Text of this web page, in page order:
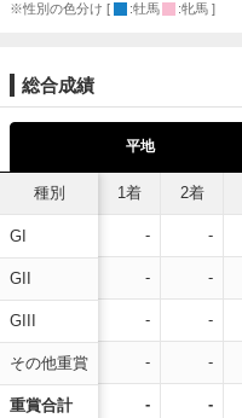
※性別の色分け [ :牡馬 :牝馬 ]
総合成績
平地
種別
GI
GII
GIII
その他重賞
重賞合計
1着 2着
- -
- -
- -
- -
- -